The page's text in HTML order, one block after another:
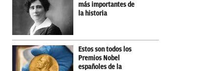
más importantes de
la historia
Estos son todos los
Premios Nobel
españoles de la